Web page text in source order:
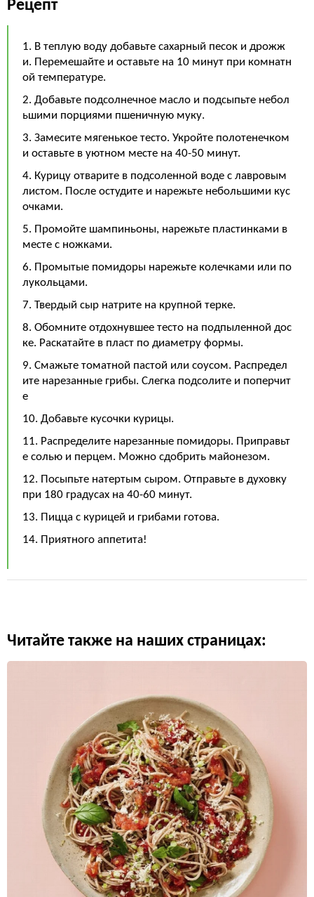
Рецепт
1. В теплую воду добавьте сахарный песок и дрожж
и. Перемешайте и оставьте на 10 минут при комнатн
ой температуре.
2. Добавьте подсолнечное масло и подсыпьте небол
ьшими порциями пшеничную муку.
3. Замесите мягенькое тесто. Укройте полотенечком
и оставьте в уютном месте на 40-50 минут.
4. Курицу отварите в подсоленной воде с лавровым
листом. После остудите и нарежьте небольшими кус
очками.
5. Промойте шампиньоны, нарежьте пластинками в
месте с ножками.
6. Промытые помидоры нарежьте колечками или по
лукольцами.
7. Твердый сыр натрите на крупной терке.
8. Обомните отдохнувшее тесто на подпыленной дос
ке. Раскатайте в пласт по диаметру формы.
9. Смажьте томатной пастой или соусом. Распредел
ите нарезанные грибы. Слегка подсолите и поперчит
е
10. Добавьте кусочки курицы.
11. Распределите нарезанные помидоры. Приправьт
е солью и перцем. Можно сдобрить майонезом.
12. Посыпьте натертым сыром. Отправьте в духовку
при 180 градусах на 40-60 минут.
13. Пицца с курицей и грибами готова.
14. Приятного аппетита!
Читайте также на наших страницах: